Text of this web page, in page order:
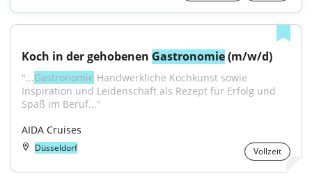
Koch in der gehobenen Gastronomie (m/w/d)
"...Gastronomie Handwerkliche Kochkunst sowie
Inspiration und Leidenschaft als Rezept für Erfolg und
Spaß im Beruf..."
AIDA Cruises
Düsseldorf Vollzeit